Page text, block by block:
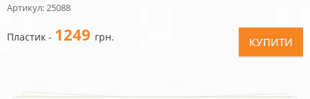
Артикул: 25088
Пластик - 1249 грн. КУПИТИ